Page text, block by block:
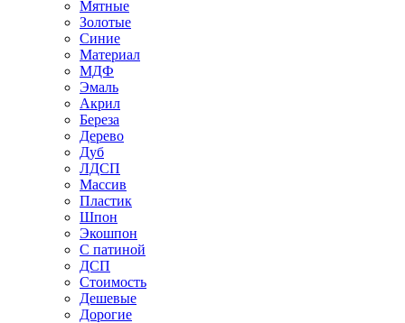
Мятные
Золотые
Синие
Материал
МДФ
Эмаль
Акрил
Береза
Дерево
Дуб
ЛДСП
Массив
Пластик
Шпон
Экошпон
С патиной
ДСП
Стоимость
Дешевые
Дорогие